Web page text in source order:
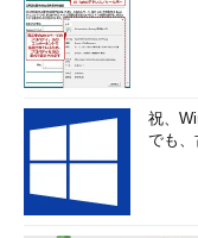
祝、
でも、